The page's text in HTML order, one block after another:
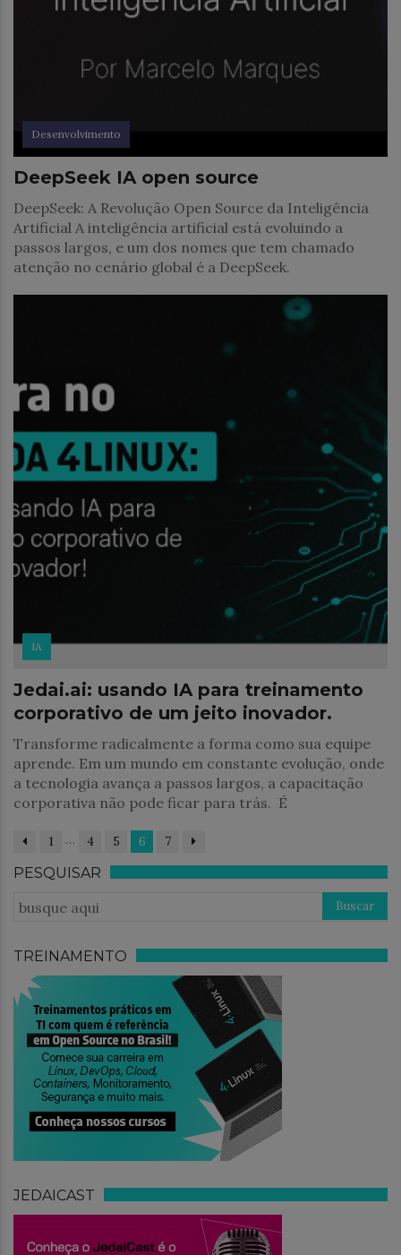
Desenvolvimento
DeepSeek IA open source
DeepSeek: A Revolução Open Source da Inteligência
Artificial A inteligência artificial está evoluindo a
passos largos, e um dos nomes que tem chamado
atenção no cenário global é a DeepSeek.
IA
Jedai.ai: usando IA para treinamento
corporativo de um jeito inovador.
Transforme radicalmente a forma como sua equipe
aprende. Em um mundo em constante evolução, onde
a tecnologia avança a passos largos, a capacitação
corporativa não pode ficar para trás. É
1 … 4 5 6 7
PESQUISAR
TREINAMENTO
JEDAICAST